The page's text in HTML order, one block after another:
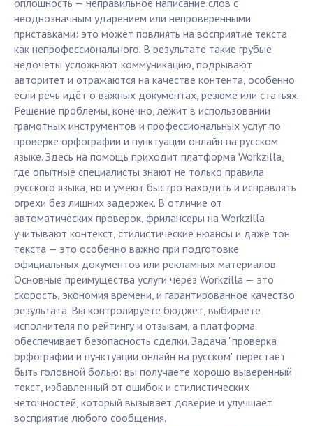
оплошность — неправильное написание слов с
неоднозначным ударением или непроверенными
приставками: это может повлиять на восприятие текста
как непрофессионального. В результате такие грубые
недочёты усложняют коммуникацию, подрывают
авторитет и отражаются на качестве контента, особенно
если речь идёт о важных документах, резюме или статьях.
Решение проблемы, конечно, лежит в использовании
грамотных инструментов и профессиональных услуг по
проверке орфографии и пунктуации онлайн на русском
языке. Здесь на помощь приходит платформа Workzilla,
где опытные специалисты знают не только правила
русского языка, но и умеют быстро находить и исправлять
огрехи без лишних задержек. В отличие от
автоматических проверок, фрилансеры на Workzilla
учитывают контекст, стилистические нюансы и даже тон
текста — это особенно важно при подготовке
официальных документов или рекламных материалов.
Основные преимущества услуги через Workzilla — это
скорость, экономия времени, и гарантированное качество
результата. Вы контролируете бюджет, выбираете
исполнителя по рейтингу и отзывам, а платформа
обеспечивает безопасность сделки. Задача "проверка
орфографии и пунктуации онлайн на русском" перестаёт
быть головной болью: вы получаете хорошо выверенный
текст, избавленный от ошибок и стилистических
неточностей, который вызывает доверие и улучшает
восприятие любого сообщения.